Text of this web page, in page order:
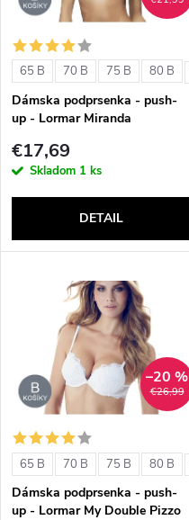
i
e
p
r
d
t
o
v
i
s
p
r
o
d
t
o
v
65 B 70 B 75 B 80 B
Dámska podprsenka - push-
up - Lormar Miranda
€17,69
Skladom 1 ks
DETAIL
€26,99
–20 %
65 B 70 B 75 B 80 B
Dámska podprsenka - push-
up - Lormar My Double Pizzo